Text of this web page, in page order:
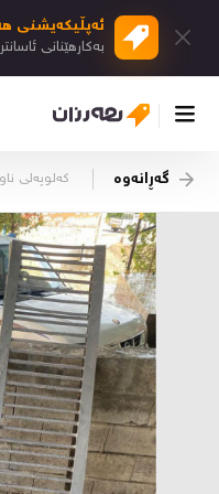
ئەپڵیكەیشنی
بەكارهێنانی
کاڵاکانم
دیاریکراوەکانم
دوا بینراوەکان
چات
گەڕانەوە کەلوپەلی